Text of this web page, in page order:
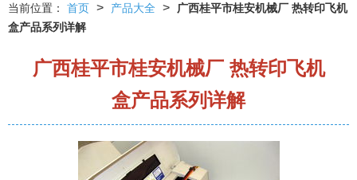
当前位置： 首页 > 产品大全 >
广西桂平市桂安机械厂 热转印飞机
盒产品系列详解
广西桂平市桂安机械厂 热转印飞机
盒产品系列详解